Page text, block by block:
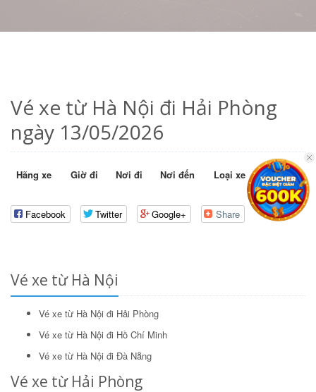
Vé xe từ Hà Nội đi Hải Phòng
ngày 13/05/2026
Hãng xe Giờ đi Nơi đi Nơi đến Loại xe Giá vé
Facebook Twitter Google+ Share
Vé xe từ Hà Nội
Vé xe từ Hà Nội đi Hải Phòng
Vé xe từ Hà Nội đi Hồ Chí Minh
Vé xe từ Hà Nội đi Đà Nẵng
Vé xe từ Hải Phòng